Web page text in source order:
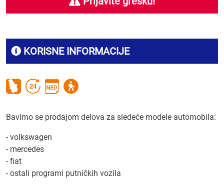
KORISNE INFORMACIJE
Bavimo se prodajom delova za sledeće modele automobila:
- volkswagen
- mercedes
- fiat
- ostali programi putničkih vozila